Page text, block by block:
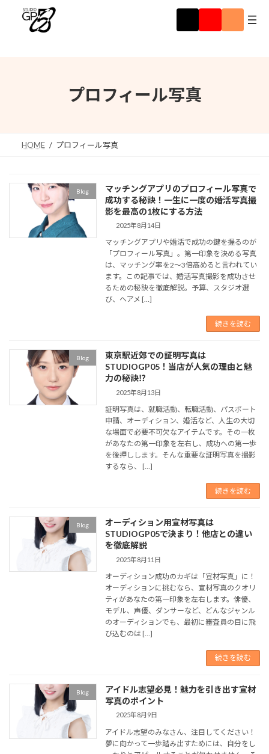
ア
コ
ア
コ
ア
コ
プロフィール写真
HOME プロフィール写真
Blog
マッチングアプリのプロフィール写真で
成功する秘訣！一生に一度の婚活写真撮
影を最高の1枚にする方法
2025年8月14日
マッチングアプリや婚活で成功の鍵を握るのが
「プロフィール写真」。第一印象を決める写真
は、マッチング率を2〜3倍高めると言われてい
ます。この記事では、婚活写真撮影を成功させ
るための秘訣を徹底解説。予算、スタジオ選
び、ヘアメ […]
続きを読む
Blog
東京駅近郊での証明写真は
STUDIOGP05！当店が人気の理由と魅
力の秘訣⁉
2025年8月13日
証明写真は、就職活動、転職活動、パスポート
申請、オーディション、婚活など、人生の大切
な場面で必要不可欠なアイテムです。その一枚
があなたの第一印象を左右し、成功への第一歩
を後押しします。そんな重要な証明写真を撮影
するなら、 […]
続きを読む
Blog
オーディション用宣材写真は
STUDIOGP05で決まり！他店との違い
を徹底解説
2025年8月11日
オーディション成功のカギは「宣材写真」に！
オーディションに挑むなら、宣材写真のクオリ
ティがあなたの第一印象を左右します。俳優、
モデル、声優、ダンサーなど、どんなジャンル
のオーディションでも、最初に審査員の目に飛
び込むのは […]
続きを読む
Blog
アイドル志望必見！魅力を引き出す宣材
写真のポイント
2025年8月9日
アイドル志望のみなさん、注目してください！
夢に向かって一歩踏み出すためには、自分をし